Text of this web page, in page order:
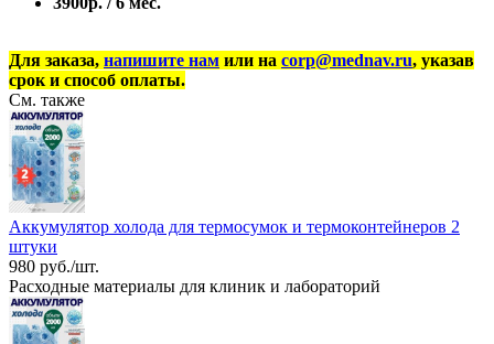
Для заказа, напишите нам или на corp@mednav.ru, указав
срок и способ оплаты.
См. также
Аккумулятор холода для термосумок и термоконтейнеров 2
штуки
980 руб./шт.
Расходные материалы для клиник и лабораторий